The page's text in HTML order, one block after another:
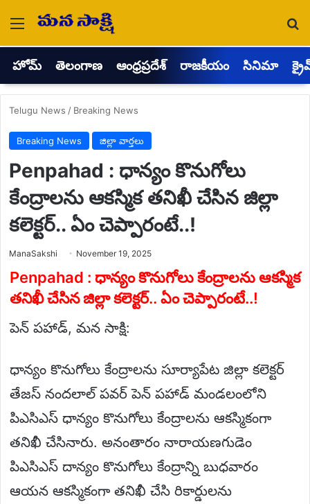
Menu
హోమ్ తెలంగాణ ఆంధ్రప్రదేశ్ రాజకీయం సినిమా
Telugu News / Breaking News
Breaking News జిల్లా వార్తలు
Penpahad : ధాన్యం కొనుగోలు
కేంద్రాలను ఆకస్మిక తనిఖీ చేసిన జిల్లా
కలెక్టర్.. ఏం చెప్పారంటే..!
ManaSakshi Send
email
November 19, 2025
Penpahad : ధాన్యం కొనుగోలు కేంద్రాలను ఆకస్మిక
తనిఖీ చేసిన జిల్లా కలెక్టర్.. ఏం చెప్పారంటే..!
పెన్ పహాడ్, మన సాక్షి:
ధాన్యం కొనుగోలు కేంద్రాలను సూర్యాపేట జిల్లా కలెక్టర్
తేజస్ నందలాల్ పవర్ పెన్ పహాడ్ మండలంలోని
పిఎసిఎస్ ధాన్యం కొనుగోలు కేంద్రాలను ఆకస్మికంగా
తనిఖీ చేసినారు. అనంతారం నారాయణగుడెం
పిఎసిఎస్ దాన్యం కొనుగోలు కేంద్రాన్ని బుధవారం
ఆయన ఆకస్మికంగా తనిఖీ చేసి రికార్డులను